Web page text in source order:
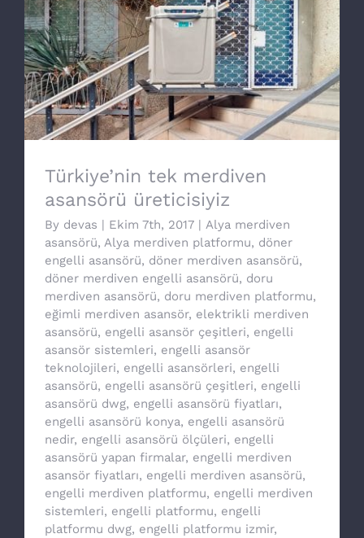
Türkiye’nin tek merdiven asansörü
üreticisiyiz
Türkiye’nin tek merdiven
asansörü üreticisiyiz
By devas | Ekim 7th, 2017 | Alya merdiven
asansörü, Alya merdiven platformu, döner
engelli asansörü, döner merdiven asansörü,
döner merdiven engelli asansörü, doru
merdiven asansörü, doru merdiven platformu,
eğimli merdiven asansör, elektrikli merdiven
asansörü, engelli asansör çeşitleri, engelli
asansör sistemleri, engelli asansör
teknolojileri, engelli asansörleri, engelli
asansörü, engelli asansörü çeşitleri, engelli
asansörü dwg, engelli asansörü fiyatları,
engelli asansörü konya, engelli asansörü
nedir, engelli asansörü ölçüleri, engelli
asansörü yapan firmalar, engelli merdiven
asansör fiyatları, engelli merdiven asansörü,
engelli merdiven platformu, engelli merdiven
sistemleri, engelli platformu, engelli
platformu dwg, engelli platformu izmir,